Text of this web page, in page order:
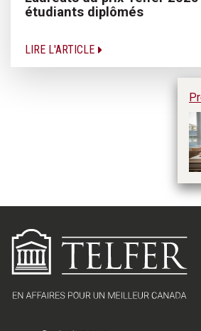
étudiants diplômés
LIRE L'ARTICLE